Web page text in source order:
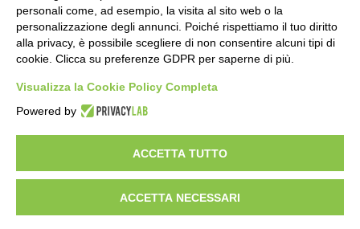
© 2022NISIDA SOCIETÀ COOPERATIVA SOCIALE. All rights
reserved. Powered byNoratech
personali come, ad esempio, la visita al sito web o la
personalizzazione degli annunci. Poiché rispettiamo il tuo diritto
alla privacy, è possibile scegliere di non consentire alcuni tipi di
cookie. Clicca su preferenze GDPR per saperne di più.
Visualizza la Cookie Policy Completa
Powered by
ACCETTA TUTTO
ACCETTA NECESSARI